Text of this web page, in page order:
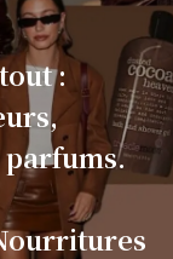
:
parfums.